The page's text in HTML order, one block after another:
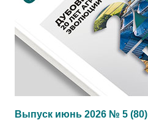
Выпуск июнь 2026 № 5 (80)